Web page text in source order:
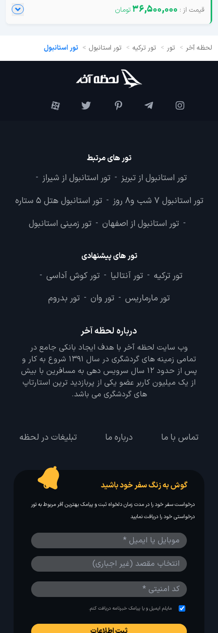
36,500,000
لحظه آخر تور تور ترکیه تور استانبول تور استانبول
تور های مرتبط
تور استانبول از تبریز - تور استانبول از شیراز -
تور استانبول 7 شب و8 روز - تور استانبول هتل 5 ستاره
- تور استانبول از اصفهان - تور زمینی استانبول
تور های پیشنهادی
تور ترکیه - تور آنتالیا - تور کوش آداسی -
تور مارماریس - تور وان - تور بدروم
درباره لحظه آخر
وب سایت لحظه آخر با هدف ایجاد بانکی جامع در
تمامی زمینه های گردشگری در سال 1391 شروع به کار و
پس از حدود 12 سال سرویس دهی به مسافرین با بیش
از یک میلیون کاربر عضو یکی از پربازدید ترین استارتاپ
های گردشگری می باشد.
تماس با ما درباره ما تبلیغات در لحظه
گوش به زنگ سفر خود باشید
درخواست سفر خود را در مدت زمان دلخواه ثبت و پیامک بهترین آفر مربوط به تور
درخواستی خود را دریافت نمایید
مایلم ایمیل و یا پیامک خبرنامه دریافت کنم.